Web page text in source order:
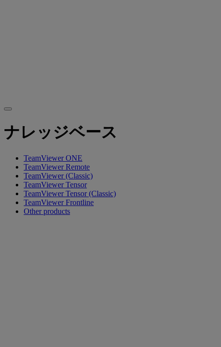
ナレッジベース
TeamViewer ONE
TeamViewer Remote
TeamViewer (Classic)
TeamViewer Tensor
TeamViewer Tensor (Classic)
TeamViewer Frontline
Other products